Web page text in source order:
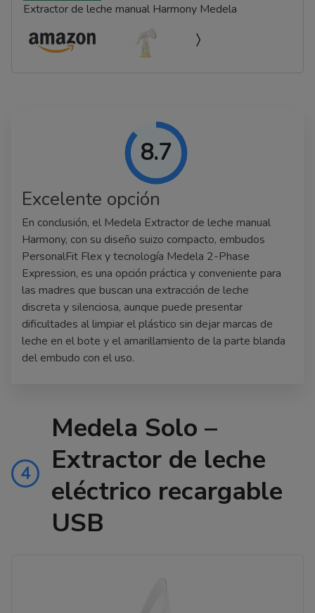
Extractor de leche manual Harmony Medela
8.7
Excelente opción
En conclusión, el Medela Extractor de leche manual
Harmony, con su diseño suizo compacto, embudos
PersonalFit Flex y tecnología Medela 2-Phase
Expression, es una opción práctica y conveniente para
las madres que buscan una extracción de leche
discreta y silenciosa, aunque puede presentar
dificultades al limpiar el plástico sin dejar marcas de
leche en el bote y el amarillamiento de la parte blanda
del embudo con el uso.
4
Medela Solo –
Extractor de leche
eléctrico recargable
USB